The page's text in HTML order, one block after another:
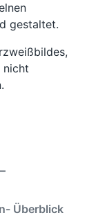
gestaltet.
nicht
Überblick